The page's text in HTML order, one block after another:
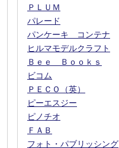
ＰＬＵＭ
パレード
パンケーキ コンテナ
ヒルマモデルクラフト
Ｂｅｅ Ｂｏｏｋｓ
ビコム
ＰＥＣＯ（英）
ピーエスジー
ピノチオ
ＦＡＢ
フォト・パブリッシング